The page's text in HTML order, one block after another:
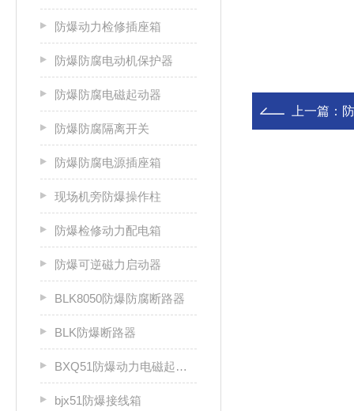
防爆动力检修插座箱
防爆防腐电动机保护器
防爆防腐电磁起动器
防爆防腐隔离开关
防爆防腐电源插座箱
现场机旁防爆操作柱
防爆检修动力配电箱
防爆可逆磁力启动器
BLK8050防爆防腐断路器
BLK防爆断路器
BXQ51防爆动力电磁起动箱
bjx51防爆接线箱
上一篇：